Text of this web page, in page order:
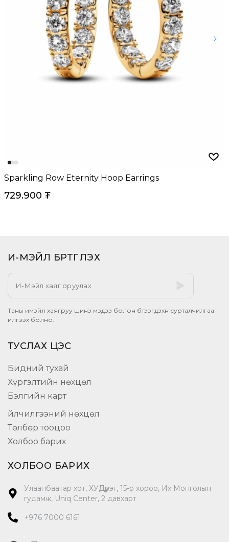
Sparkling Row Eternity Hoop Earrings
729.900 ₮
И-МЭЙЛ БҮРТГҮҮЛЭХ​
Таны имэйл хаягруу шинэ мэдээ болон бүтээгдэхүүн сурталчилгаа
илгээх болно.
ТУСЛАХ ЦЭС
Бидний тухай
Хүргэлтийн нөхцөл
Бэлгийн карт
Үйлчилгээний нөхцөл
Төлбөр тооцоо
Холбоо барих
ХОЛБОО БАРИХ
Улаанбаатар хот, ХУДүүрэг, 15-р хороо, Их Монголын
гудамж, Uniq Center, 2 давхарт
+976 7000 6161